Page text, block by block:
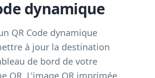
dynamique
QR Code dynamique
à jour la destination
de bord de votre
QR. L'image QR imprimée